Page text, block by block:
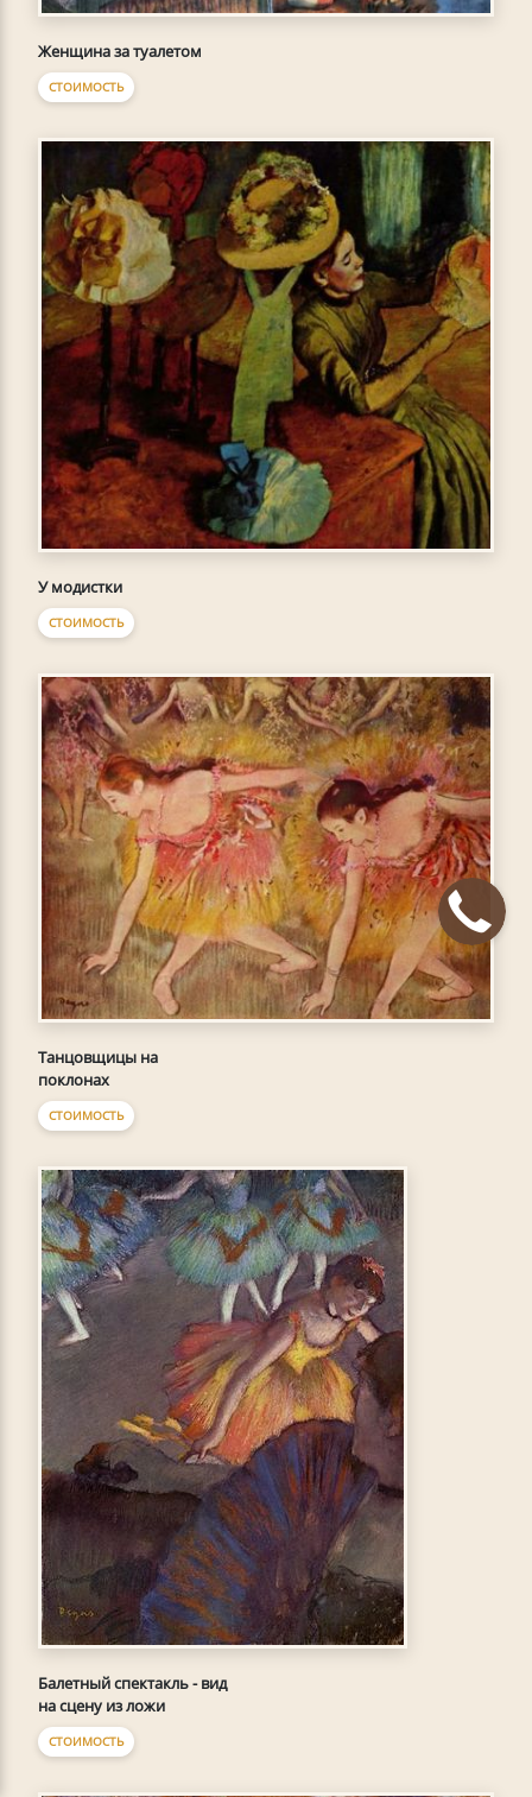
Женщина за туалетом
СТОИМОСТЬ
У модистки
СТОИМОСТЬ
Танцовщицы на
поклонах
СТОИМОСТЬ
Балетный спектакль - вид
на сцену из ложи
СТОИМОСТЬ